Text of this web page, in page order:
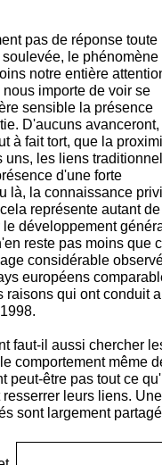
pas de réponse toute
le phénomène
notre entière
importe de voir se
sensible la présence
D'aucuns avanceront,
à fait tort, que la
uns, les liens
d'une forte
là, la connaissance
représente autant
développement
reste pas moins que
considérable
européens
raisons qui ont conduit
faut-il aussi chercher
comportement même
peut-être pas tout ce
leurs liens.
sont largement